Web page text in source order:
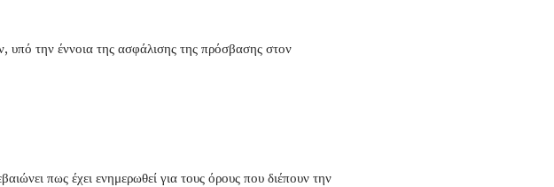
υπό την έννοια της ασφάλισης της πρόσβασης στον
πως έχει ενημερωθεί για τους όρους που διέπουν την